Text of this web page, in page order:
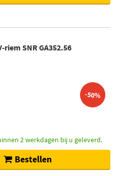
SNR GA352.56
-50%
2 werkdagen bij u geleverd.
Bestellen